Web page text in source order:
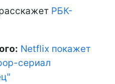
РБК-
Netflix покажет
сериал